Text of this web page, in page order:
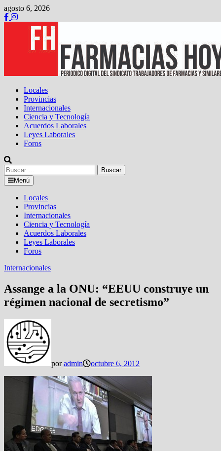
Saltar
al
contenido
agosto 6, 2026
Locales
Provincias
Internacionales
Ciencia y Tecnología
Acuerdos Laborales
Leyes Laborales
Foros
Buscar:
Menú
Locales
Provincias
Internacionales
Ciencia y Tecnología
Acuerdos Laborales
Leyes Laborales
Foros
Internacionales
Assange a la ONU: “EEUU construye un
régimen nacional de secretismo”
poradmin octubre 6, 2012